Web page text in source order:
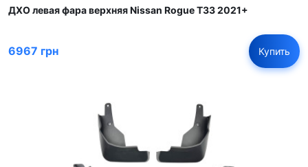
ДХО левая фара верхняя Nissan Rogue T33 2021+
6967 грн Купить